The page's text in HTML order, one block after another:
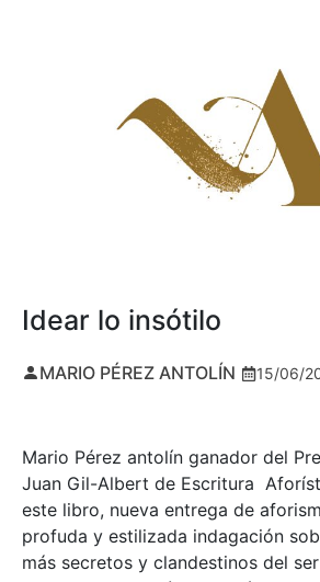
Idear lo insótilo
MARIO PÉREZ ANTOLÍN 15/06/
Mario Pérez antolín ganador del
Juan Gil-Albert de Escritura
este libro, nueva entrega de
profuda y estilizada indagación
más secretos y clandestinos del